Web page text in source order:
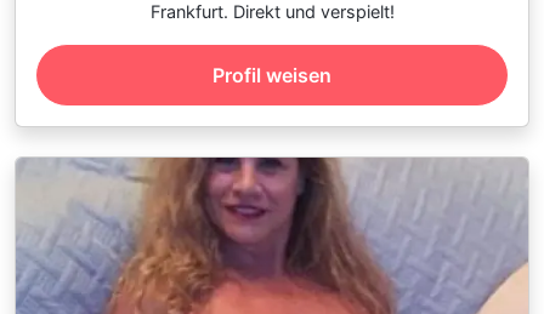
Frankfurt. Direkt und verspielt!
Profil weisen